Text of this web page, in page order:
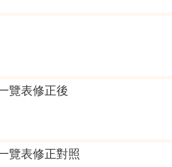
覽表修正後
覽表修正對照